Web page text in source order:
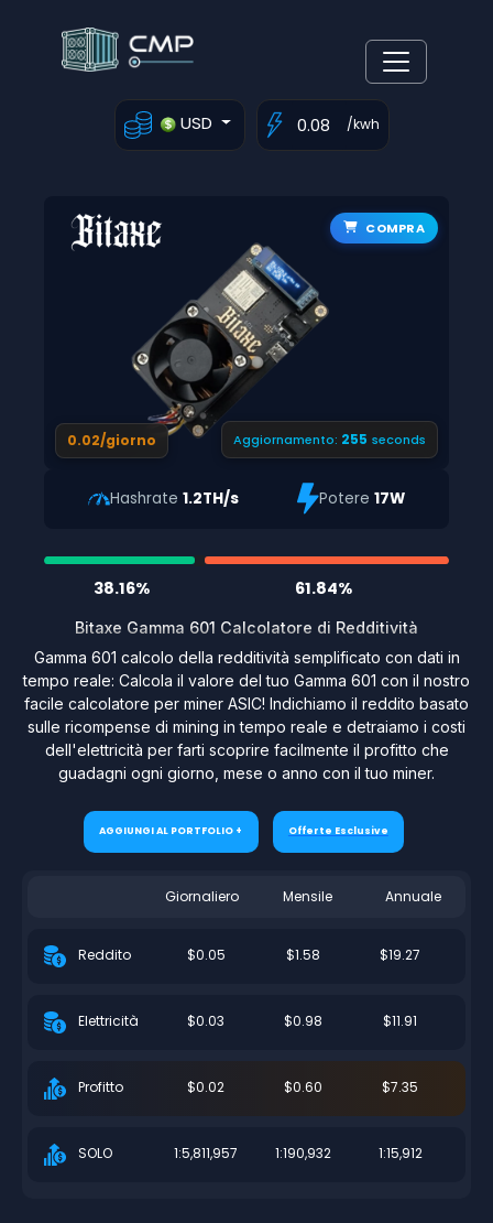
USD /kwh
COMPRA
0.02/giorno Aggiornamento: 254 seconds
Hashrate 1.2TH/s Potere17W
38.16% 61.84%
Bitaxe Gamma 601 Calcolatore di Redditività
Gamma 601 calcolo della redditività semplificato con dati in
tempo reale: Calcola il valore del tuo Gamma 601 con il nostro
facile calcolatore per miner ASIC! Indichiamo il reddito basato
sulle ricompense di mining in tempo reale e detraiamo i costi
dell'elettricità per farti scoprire facilmente il profitto che
guadagni ogni giorno, mese o anno con il tuo miner.
AGGIUNGI AL PORTFOLIO + Offerte Esclusive
Giornaliero Mensile Annuale
Reddito $0.05 $1.58 $19.27
Elettricità $0.03 $0.98 $11.91
Profitto $0.02 $0.60 $7.35
SOLO 1:5,811,957 1:190,932 1:15,912